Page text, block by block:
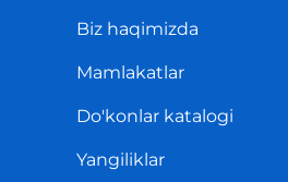
Biz haqimizda
Mamlakatlar
Do'konlar katalogi
Yangiliklar